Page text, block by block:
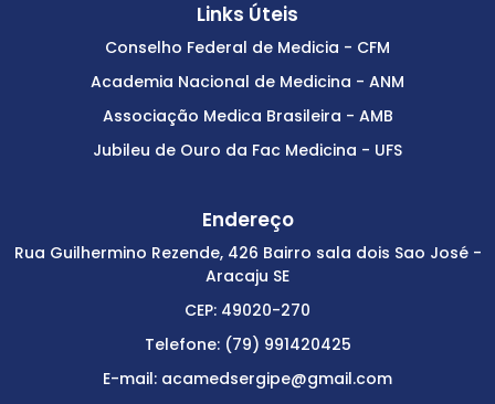
Links Úteis
Conselho Federal de Medicia - CFM
Academia Nacional de Medicina - ANM
Associação Medica Brasileira - AMB
Jubileu de Ouro da Fac Medicina - UFS
Endereço
Rua Guilhermino Rezende, 426 Bairro sala dois Sao José -
Aracaju SE
CEP: 49020-270
Telefone: (79) 991420425
E-mail: acamedsergipe@gmail.com